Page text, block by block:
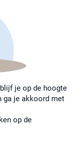
blijf je op de hoogte
ga je akkoord met
op de